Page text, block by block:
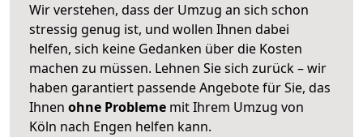
Wir verstehen, dass der Umzug an sich schon
stressig genug ist, und wollen Ihnen dabei
helfen, sich keine Gedanken über die Kosten
machen zu müssen. Lehnen Sie sich zurück – wir
haben garantiert passende Angebote für Sie, das
Ihnen ohne Probleme mit Ihrem Umzug von
Köln nach Engen helfen kann.